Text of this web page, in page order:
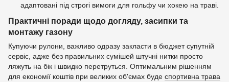
адаптовані під строгі вимоги для гольфу чи хокею на траві.
Практичні поради щодо догляду, засипки та
монтажу газону
Купуючи рулони, важливо одразу закласти в бюджет супутній
сервіс, адже без правильних сумішей штучні нитки просто
ляжуть на бік і швидко перетруться. Оптимальним рішенням
для економії коштів при великих об'ємах буде спортивна трава